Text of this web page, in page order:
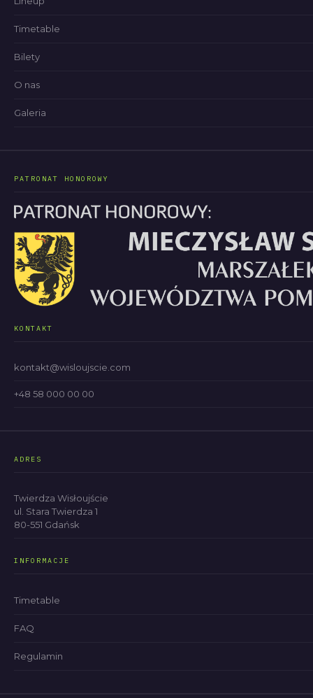
Timetable
Bilety
O nas
Galeria
PATRONAT HONOROWY
KONTAKT
kontakt@wisloujscie.com
+48 58 000 00 00
ADRES
Twierdza Wisłoujście
ul. Stara Twierdza 1
80-551 Gdańsk
INFORMACJE
Timetable
FAQ
Regulamin